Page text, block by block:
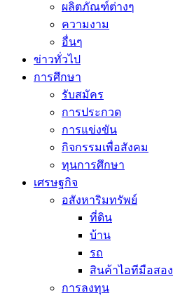
ผลิตภัณฑ์ต่างๆ
ความงาม
อื่นๆ
ข่าวทั่วไป
การศึกษา
รับสมัคร
การประกวด
การแข่งขัน
กิจกรรมเพื่อสังคม
ทุนการศึกษา
เศรษฐกิจ
อสังหาริมทรัพย์
ที่ดิน
บ้าน
รถ
สินค้าไอทีมือสอง
การลงทุน